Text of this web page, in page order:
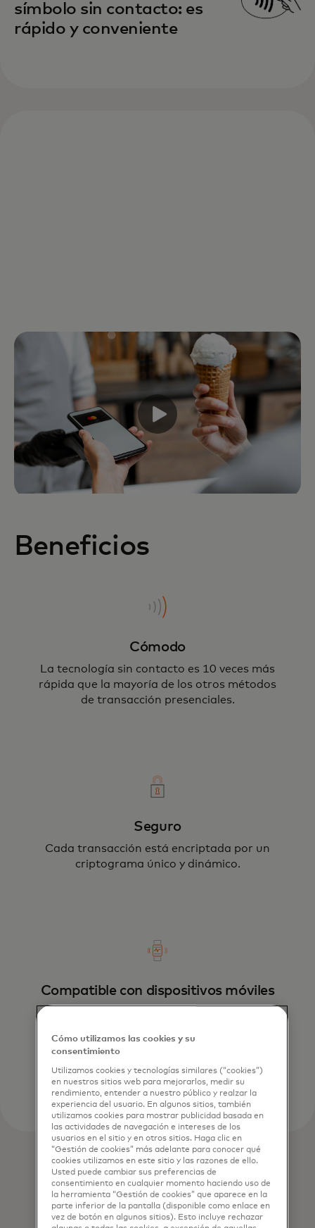
símbolo sin contacto: es
rápido y conveniente
Tu tarjeta o dispositivo nunca sale de tu
mano, asegurando tu pago mediante
Beneficios
Cómodo
La tecnología sin contacto es 10 veces más
rápida que la mayoría de los otros métodos
de transacción presenciales.
Seguro
Cada transacción está encriptada por un
criptograma único y dinámico.
Compatible con dispositivos móviles
Es fácil añadir tu Mastercard a tu teléfono
Cómo utilizamos las cookies y su
consentimiento
Utilizamos cookies y tecnologías similares (“cookies”)
en nuestros sitios web para mejorarlos, medir su
rendimiento, entender a nuestro público y realzar la
experiencia del usuario. En algunos sitios, también
utilizamos cookies para mostrar publicidad basada en
las actividades de navegación e intereses de los
usuarios en el sitio y en otros sitios. Haga clic en
“Gestión de cookies” más adelante para conocer qué
cookies utilizamos en este sitio y las razones de ello.
Usted puede cambiar sus preferencias de
consentimiento en cualquier momento haciendo uso de
la herramienta “Gestión de cookies” que aparece en la
parte inferior de la pantalla (disponible como enlace en
vez de botón en algunos sitios). Esto incluye rechazar